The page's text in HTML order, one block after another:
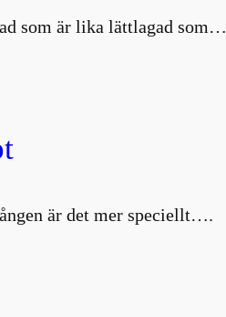
som är lika lättlagad som…
är det mer speciellt….